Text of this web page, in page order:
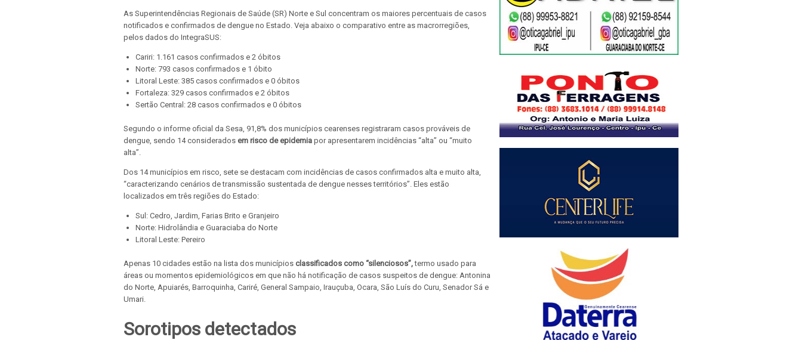
As Superintendências Regionais de Saúde (SR) Norte e Sul concentram os maiores percentuais de casos
notificados e confirmados de dengue no Estado. Veja abaixo o comparativo entre as macrorregiões,
pelos dados do IntegraSUS:
Cariri: 1.161 casos confirmados e 2 óbitos
Norte: 793 casos confirmados e 1 óbito
Litoral Leste: 385 casos confirmados e 0 óbitos
Fortaleza: 329 casos confirmados e 2 óbitos
Sertão Central: 28 casos confirmados e 0 óbitos
Segundo o informe oficial da Sesa, 91,8% dos municípios cearenses registraram casos prováveis de
dengue, sendo 14 considerados em risco de epidemia por apresentarem incidências “alta” ou “muito
alta”.
Dos 14 municípios em risco, sete se destacam com incidências de casos confirmados alta e muito alta,
“caracterizando cenários de transmissão sustentada de dengue nesses territórios”. Eles estão
localizados em três regiões do Estado:
Sul: Cedro, Jardim, Farias Brito e Granjeiro
Norte: Hidrolândia e Guaraciaba do Norte
Litoral Leste: Pereiro
Apenas 10 cidades estão na lista dos municípios classificados como “silenciosos”,termo usado para
áreas ou momentos epidemiológicos em que não há notificação de casos suspeitos de dengue: Antonina
do Norte, Apuiarés, Barroquinha, Cariré, General Sampaio, Irauçuba, Ocara, São Luís do Curu, Senador Sá e
Umari.
Sorotipos detectados